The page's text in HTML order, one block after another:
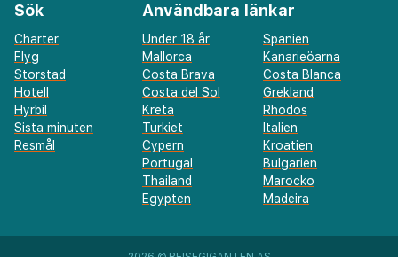
Sök
Charter
Flyg
Storstad
Hotell
Hyrbil
Sista minuten
Resmål
Användbara länkar
Under 18 år
Spanien
Mallorca
Kanarieöarna
Costa Brava
Costa Blanca
Costa del Sol
Grekland
Kreta
Rhodos
Turkiet
Italien
Cypern
Kroatien
Portugal
Bulgarien
Thailand
Marocko
Egypten
Madeira